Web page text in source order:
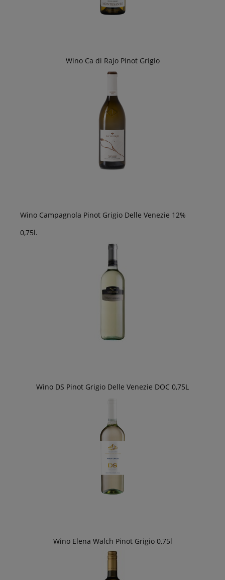
Wino Ca di Rajo Pinot Grigio
Wino Campagnola Pinot Grigio Delle Venezie 12%
0,75l.
Wino DS Pinot Grigio Delle Venezie DOC 0,75L
Wino Elena Walch Pinot Grigio 0,75l